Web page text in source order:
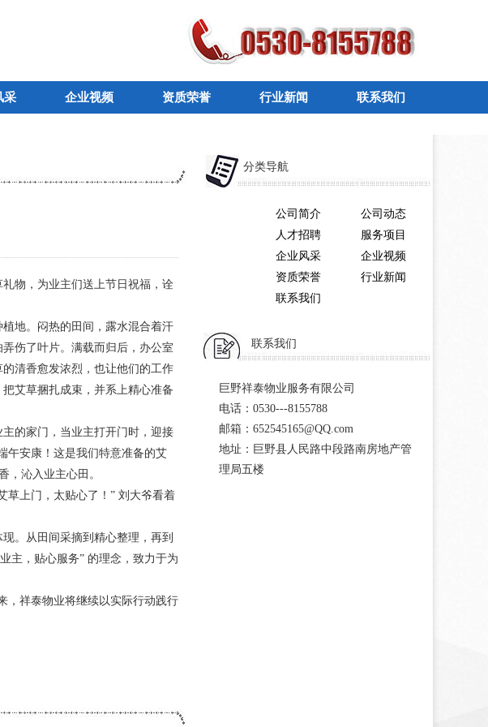
采 企业视频 资质荣誉 行业新闻 联系我们
物，为业主们送上节日祝福，诠
地。闷热的田间，露水混合着汗
伤了叶片。满载而归后，办公室
清香愈发浓烈，也让他们的工作
艾草捆扎成束，并系上精心准备
的家门，当业主打开门时，迎接
午安康！这是我们特意准备的艾
，沁入业主心田。
上门，太贴心了！” 刘大爷看着
。从田间采摘到精心整理，再到
主，贴心服务” 的理念，致力于为
祥泰物业将继续以实际行动践行
分类导航
公司简介
公司动态
人才招聘
服务项目
企业风采
企业视频
资质荣誉
行业新闻
联系我们
联系我们
巨野祥泰物业服务有限公司
电话：0530---8155788
邮箱：652545165@QQ.com
地址：巨野县人民路中段路南房地产管
理局五楼